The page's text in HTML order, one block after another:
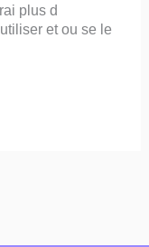
plus d
et ou se le